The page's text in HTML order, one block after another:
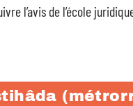
l’avis de l’école